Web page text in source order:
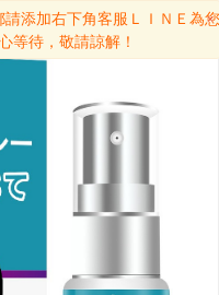
×
請添加右下角客服ＬＩＮＥ為您
等待，敬請諒解！